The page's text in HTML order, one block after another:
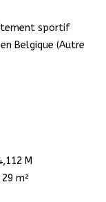
sportif
Belgique (Autre
M
m²